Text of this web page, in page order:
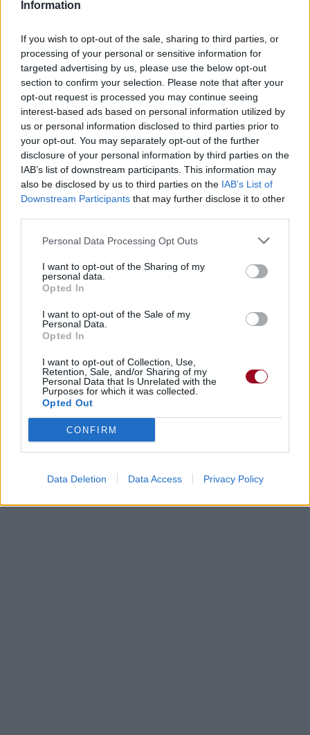
Information
If you wish to opt-out of the sale, sharing to third parties, or
processing of your personal or sensitive information for
targeted advertising by us, please use the below opt-out
section to confirm your selection. Please note that after your
opt-out request is processed you may continue seeing
interest-based ads based on personal information utilized by
us or personal information disclosed to third parties prior to
your opt-out. You may separately opt-out of the further
disclosure of your personal information by third parties on the
IAB’s list of downstream participants. This information may
also be disclosed by us to third parties on the IAB’s List of
Downstream Participants that may further disclose it to other
Personal Data Processing Opt Outs
I want to opt-out of the Sharing of my
personal data.
Opted In
I want to opt-out of the Sale of my
Personal Data.
Opted In
I want to opt-out of Collection, Use,
Retention, Sale, and/or Sharing of my
Personal Data that Is Unrelated with the
Purposes for which it was collected.
Opted Out
CONFIRM
Data Deletion Data Access Privacy Policy
Commentaires
Voir la vidéo de «Un Portrait De
Norman Rockwell (Avec
Christophe)»
Concert/Live
Paroles Téléchargement
Commentaires
Dire «merci» pour cette traduction